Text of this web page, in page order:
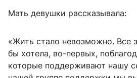
Мать девушки рассказывала:
«Жить стало невозможно. Все
бы хотела, во-первых,
которые поддерживают нашу